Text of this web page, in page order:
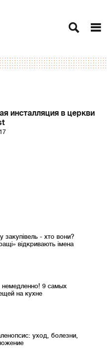
инсталляция в церкви
закупівель - хто вони?
відкривають імена
немедленно! 9 самых
на кухне
уход, болезни,